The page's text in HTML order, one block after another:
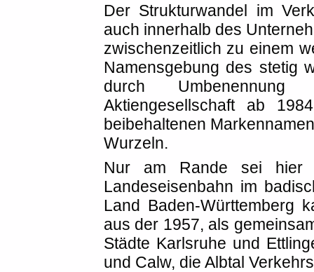
Der Strukturwandel im
auch innerhalb des
zwischenzeitlich zu einem
Namensgebung des stetig
durch Umbenennung
Aktiengesellschaft ab
beibehaltenen
Wurzeln.
Nur am Rande sei hier
Landeseisenbahn im
Land Baden-Württemberg
aus der 1957, als
Städte Karlsruhe und
und Calw, die Albtal